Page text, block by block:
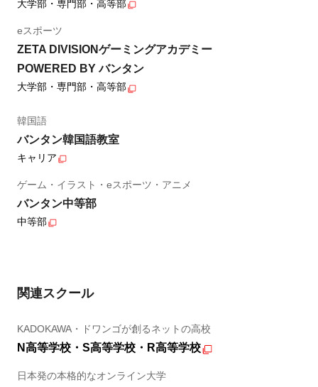
大学部・専門部・高等部
eスポーツ
ZETA DIVISIONゲーミングアカデミー
POWERED BY バンタン
大学部・専門部・高等部
韓国語
バンタン韓国語教室
キャリア
ゲーム・イラスト・eスポーツ・アニメ
バンタン中等部
中等部
関連スクール
KADOKAWA・ドワンゴが創るネットの高校
N高等学校・S高等学校・R高等学校
日本発の本格的なオンライン大学